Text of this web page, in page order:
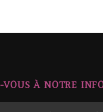
VOUS À NOTRE